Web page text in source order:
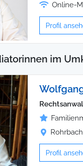
Online-
Profil
im
Profil